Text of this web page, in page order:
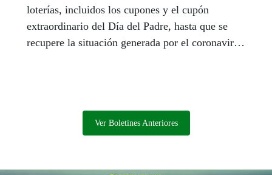
loterías, incluidos los cupones y el cupón
extraordinario del Día del Padre, hasta que se
recupere la situación generada por el coronavirus
con otra discapacidad.
Ver Boletines Anteriores